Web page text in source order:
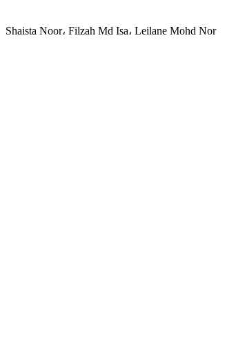
Shaista Noor، Filzah Md Isa، Leilane Mohd Nor